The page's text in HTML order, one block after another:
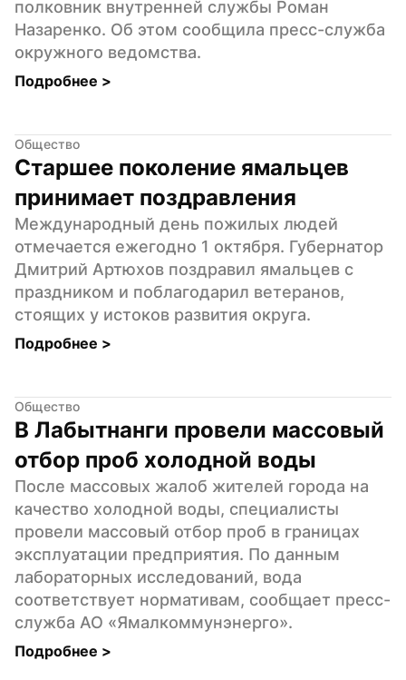
полковник внутренней службы Роман
Назаренко. Об этом сообщила пресс-служба
окружного ведомства.
Подробнее >
Общество
Старшее поколение ямальцев
принимает поздравления
Международный день пожилых людей
отмечается ежегодно 1 октября. Губернатор
Дмитрий Артюхов поздравил ямальцев с
праздником и поблагодарил ветеранов,
стоящих у истоков развития округа.
Подробнее >
Общество
В Лабытнанги провели массовый
отбор проб холодной воды
После массовых жалоб жителей города на
качество холодной воды, специалисты
провели массовый отбор проб в границах
эксплуатации предприятия. По данным
лабораторных исследований, вода
соответствует нормативам, сообщает пресс-
служба АО «Ямалкоммунэнерго».
Подробнее >